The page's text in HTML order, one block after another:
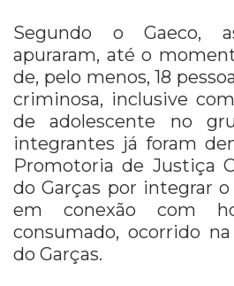
Segundo o Gaeco,
apuraram, até o
de, pelo menos, 18
criminosa, inclusive
de adolescente no
integrantes já foram
Promotoria de Justiça
do Garças por integrar
em conexão com
consumado, ocorrido
do Garças.